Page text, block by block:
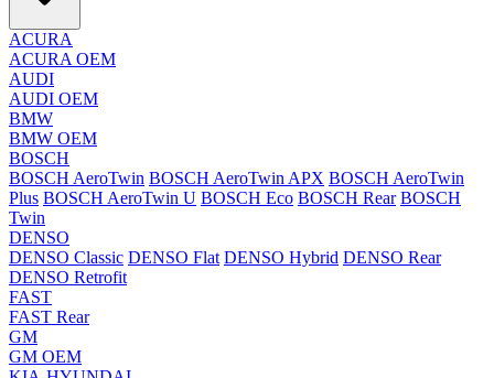
ACURA
ACURA OEM
AUDI
AUDI OEM
BMW
BMW OEM
BOSCH
BOSCH AeroTwin BOSCH AeroTwin APX BOSCH AeroTwin
Plus BOSCH AeroTwin U BOSCH Eco BOSCH Rear BOSCH
Twin
DENSO
DENSO Classic DENSO Flat DENSO Hybrid DENSO Rear
DENSO Retrofit
FAST
FAST Rear
GM
GM OEM